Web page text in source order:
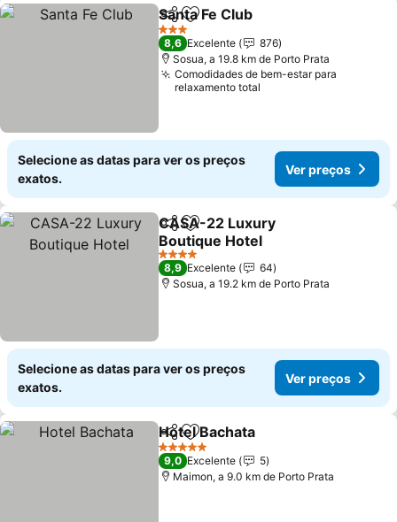
PartilharAdicionar aos favoritos
Santa Fe Club
3 Estrelas
8,6 Excelente
876
Sosua, a 19.8 km de Porto Prata
Comodidades de bem-estar para
relaxamento total
Selecione as datas para ver os preços
exatos.
Ver preços
PartilharAdicionar aos favoritos
CASA-22 Luxury
Boutique Hotel
4 Estrelas
8,9 Excelente
64
Sosua, a 19.2 km de Porto Prata
Selecione as datas para ver os preços
exatos.
Ver preços
PartilharAdicionar aos favoritos
Hotel Bachata
5 Estrelas
9,0 Excelente
5
Maimon, a 9.0 km de Porto Prata